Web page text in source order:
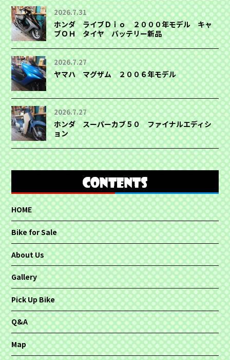
2026.7.31
ホンダ ライブＤｉｏ ２０００年モデル キャ
ブＯＨ タイヤ バッテリー新品
2026.7.27
ヤマハ マグザム ２００６年モデル
2026.7.27
ホンダ スーパーカブ５０ ファイナルエディシ
ョン
HOME
Bike for Sale
About Us
Gallery
Pick Up Bike
Q&A
Map